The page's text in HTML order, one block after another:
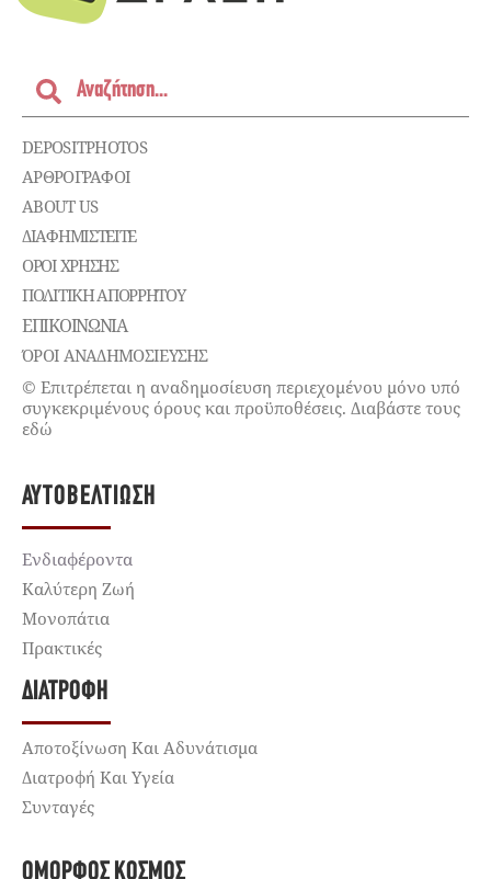
DEPOSITPHOTOS
ΑΡΘΡΟΓΡΑΦΟΙ
ABOUT US
ΔΙΑΦΗΜΙΣΤΕΊΤΕ
ΌΡΟΙ ΧΡΉΣΗΣ
ΠΟΛΙΤΙΚΉ ΑΠΟΡΡΉΤΟΥ
ΕΠΙΚΟΙΝΩΝΊΑ
ΌΡΟΙ ΑΝΑΔΗΜΟΣΙΕΥΣΗΣ
© Επιτρέπεται η αναδημοσίευση περιεχομένου μόνο υπό
συγκεκριμένους όρους και προϋποθέσεις. Διαβάστε τους
εδώ
ΑΥΤΟΒΕΛΤΊΩΣΗ
Ενδιαφέροντα
Καλύτερη Ζωή
Μονοπάτια
Πρακτικές
ΔΙΑΤΡΟΦΉ
Αποτοξίνωση Και Αδυνάτισμα
Διατροφή Και Υγεία
Συνταγές
ΌΜΟΡΦΟΣ ΚΌΣΜΟΣ